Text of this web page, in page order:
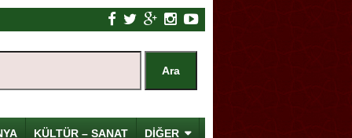
KÜLTÜR – SANAT DİĞER